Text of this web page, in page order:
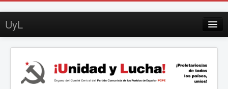
UyL
Suscripción
Sobre UyL